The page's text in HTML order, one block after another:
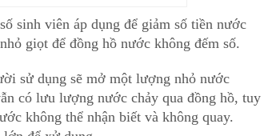
sinh viên áp dụng để giảm số tiền nước
giọt để đồng hồ nước không đếm số.
sử dụng sẽ mở một lượng nhỏ nước
có lưu lượng nước chảy qua đồng hồ, tuy
không thể nhận biết và không quay.